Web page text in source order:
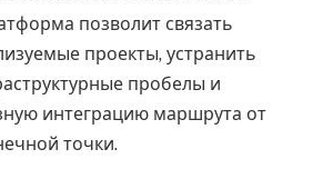
позволит связать
проекты, устранить
пробелы и
интеграцию маршрута от
точки.